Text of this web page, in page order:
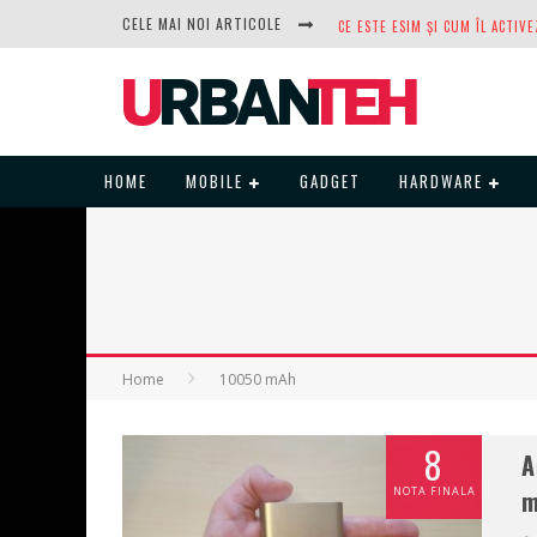
CELE MAI NOI ARTICOLE
DUPĂ ANI DE REFUZURI,
HOME MOBILE GADGET HARDWARE
Home 10050 mAh
8
NOTA FINALA